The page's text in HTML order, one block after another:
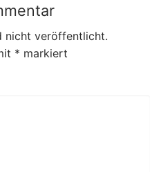
nicht veröffentlicht.
* markiert